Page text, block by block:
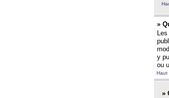
»
y
ou
Haut
»